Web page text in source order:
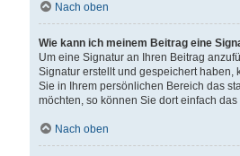
Nach oben
Wie kann ich meinem Beitrag eine
Um eine Signatur an Ihren Beitrag
Signatur erstellt und gespeichert haben,
Sie in Ihrem persönlichen Bereich das
möchten, so können Sie dort einfach
Nach oben